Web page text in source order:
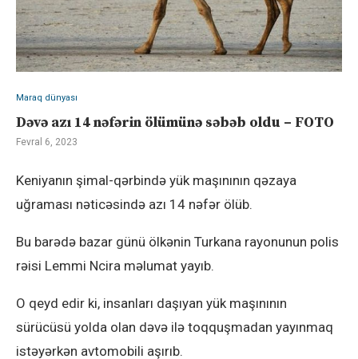
Maraq dünyası
Dəvə azı 14 nəfərin ölümünə səbəb oldu – FOTO
Fevral 6, 2023
Keniyanın şimal-qərbində yük maşınının qəzaya
uğraması nəticəsində azı 14 nəfər ölüb.
Bu barədə bazar günü ölkənin Turkana rayonunun polis
rəisi Lemmi Ncira məlumat yayıb.
O qeyd edir ki, insanları daşıyan yük maşınının
sürücüsü yolda olan dəvə ilə toqquşmadan yayınmaq
istəyərkən avtomobili aşırıb.